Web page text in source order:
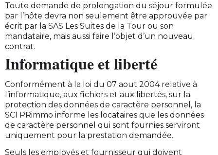
Toute demande de prolongation du séjour formulée
par l’hôte devra non seulement être approuvée par
écrit par la SAS Les Suites de la Tour ou son
mandataire, mais aussi faire l’objet d’un nouveau
contrat.
Informatique et liberté
Conformément à la loi du 07 aout 2004 relative à
l’informatique, aux fichiers et aux libertés, sur la
protection des données de caractère personnel, la
SCI PRimmo informe les locataires que les données
de caractère personnel qui sont fournies serviront
uniquement pour la prestation demandée.
Seuls les employés et fournisseur qui doivent